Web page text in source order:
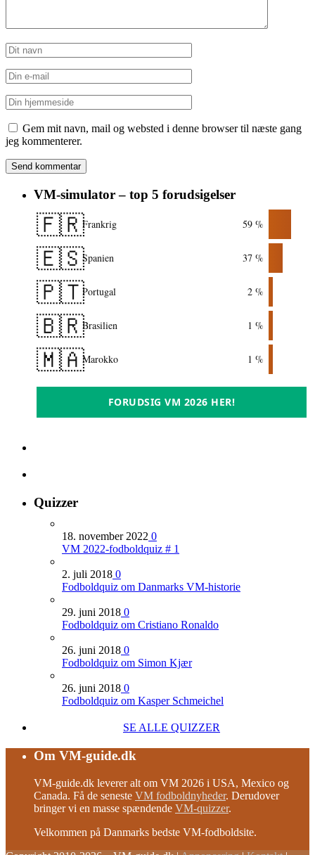
Gem mit navn, mail og websted i denne browser til næste gang
jeg kommenterer.
VM-simulator – top 5 forudsigelser
🇫🇷Frankrig 59 %
🇪🇸Spanien 37 %
🇵🇹Portugal 2 %
🇧🇷Brasilien 1 %
🇲🇦Marokko 1 %
FORUDSIG VM 2026 HER!
Quizzer
18. november 2022 0
VM 2022-fodboldquiz # 1
2. juli 2018 0
Fodboldquiz om Danmarks VM-historie
29. juni 2018 0
Fodboldquiz om Cristiano Ronaldo
26. juni 2018 0
Fodboldquiz om Simon Kjær
26. juni 2018 0
Fodboldquiz om Kasper Schmeichel
SE ALLE QUIZZER
Om VM-guide.dk
VM-guide.dk leverer alt om VM 2026 i USA, Mexico og
Canada. Få de seneste VM fodboldnyheder. Derudover
bringer vi en masse spændende VM-quizzer.
Velkommen på Danmarks bedste VM-fodboldsite.